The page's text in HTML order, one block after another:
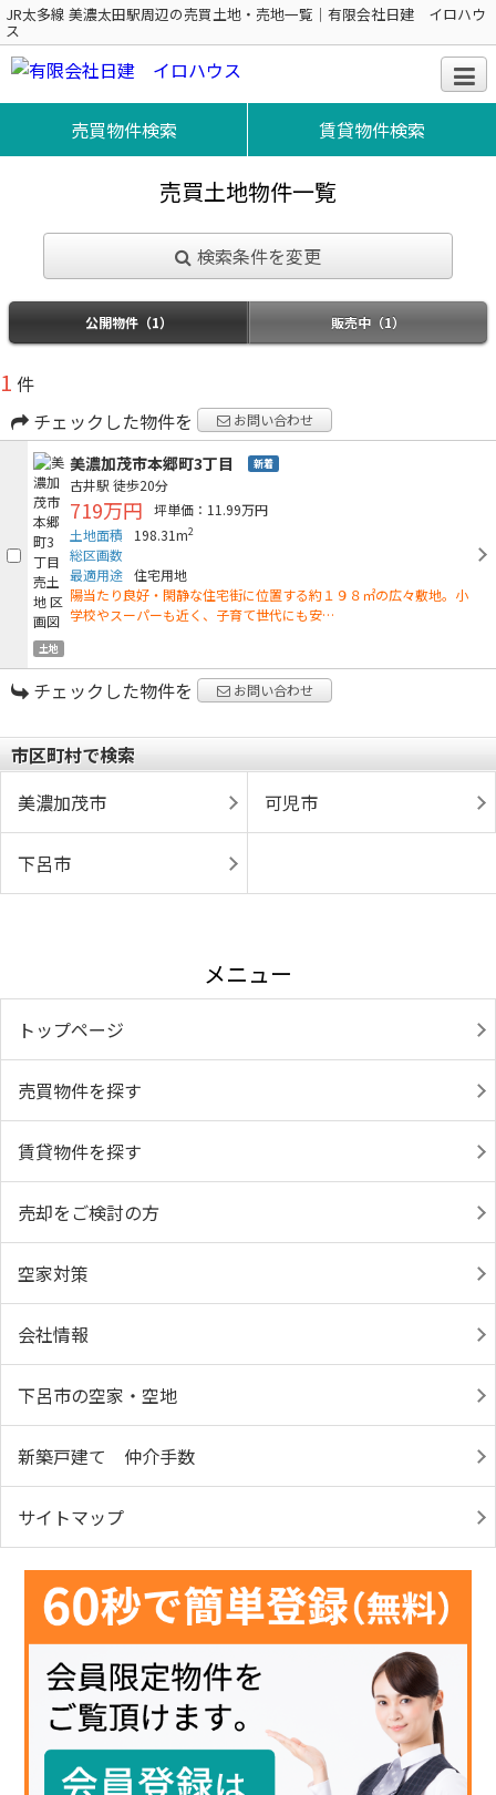
JR太多線 美濃太田駅周辺の売買土地・売地一覧｜有限会社日建 イロハウ
ス
売買物件検索 賃貸物件検索
売買土地物件一覧
検索条件を変更
公開物件（1） 販売中（1）
1 件
チェックした物件を
お問い合わせ
土地
美濃加茂市本郷町3丁目 新着
古井駅 徒歩20分
719万円
坪単価：11.99万円
土地面積
198.31m2
総区画数
最適用途 住宅用地
陽当たり良好・閑静な住宅街に位置する約１９８㎡の広々敷地。小
学校やスーパーも近く、子育て世代にも安…
チェックした物件を お問い合わせ
市区町村で検索
美濃加茂市
可児市
下呂市
メニュー
トップページ
売買物件を探す
賃貸物件を探す
売却をご検討の方
空家対策
会社情報
下呂市の空家・空地
新築戸建て 仲介手数
サイトマップ